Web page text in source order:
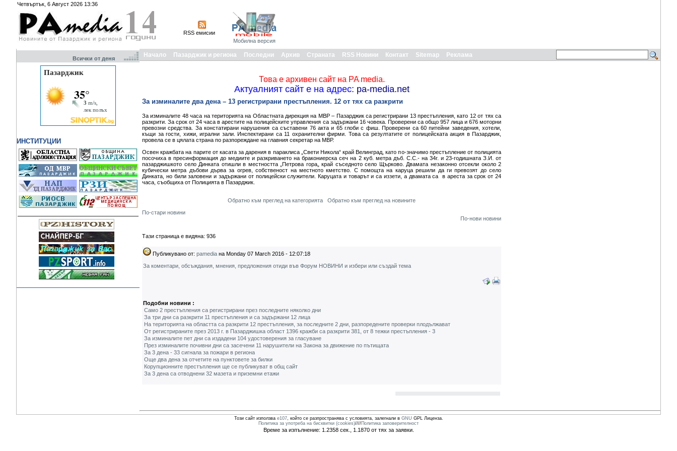
Четвъртък, 6 Август 2026 13:36
RSS емисии
Мобилна версия
Всички от деня
ИНСТИТУЦИИ
Начало Пазарджик и региона Последни Архив Страната RSS Новини Контакт Sitemap Реклама
Това е архивен сайт на PA media.
Актуалният сайт е на адрес: pa-media.net
За изминалите два дена – 13 регистрирани престъпления. 12 от тях са разкрити
За изминалите 48 часа на територията на Областната дирекция на МВР – Пазарджик са регистрирани 13 престъпления, като 12 от тях са
разкрити. За срок от 24 часа в арестите на полицейските управления са задържани 16 човека. Проверени са общо 957 лица и 676 моторни
превозни средства. За констатирани нарушения са съставени 76 акта и 65 глоби с фиш. Проверени са 60 питейни заведения, хотели,
къщи за гости, хижи, игрални зали. Инспектирани са 11 охранителни фирми. Това са резултатите от полицейската акция в Пазарджик,
провела се в цялата страна по разпореждане на главния секретар на МВР.
Освен кражбата на парите от касата за дарения в параклиса „Свети Никола“ край Велинград, като по-значимо престъпление от полицията
посочиха в пресинформация до медиите и разкриването на бракониерска сеч на 2 куб. метра дъб. С.С.- на 34г. и 23-годишната З.И. от
пазарджишкото село Динката отишли в местността „Петрова гора„ край съседното село Щърково. Двамата незаконно отсекли около 2
кубически метра дъбови дърва за огрев, собственост на местното кметство. С помощта на каруца решили да ги превозят до село
Динката, но били заловени и задържани от полицейски служители. Каруцата и товарът и са иззети, а двамата са в ареста за срок от 24
часа, съобщиха от Полицията в Пазарджик.
Обратно към преглед на категорията
Обратно към преглед на новините
По-стари новини
По-нови новини
Тази страница е видяна: 936
Публикувано от: pamedia на Monday 07 March 2016 - 12:07:18
За коментари, обсъждания, мнения, предложения отиди във Форум НОВИНИ и избери или създай тема
Подобни новини :
Само 2 престъпления са регистрирани през последните няколко дни
За три дни са разкрити 11 престъпления и са задържани 12 лица
На територията на областта са разкрити 12 престъпления, за последните 2 дни, разпоредените проверки плодължават
От регистрираните през 2013 г. в Пазарджишка област 1396 кражби са разкрити 381, от 8 тежки престъпления - 3
За изминалите пет дни са издадени 104 удостоверения за гласуване
През изминалите почивни дни са засечени 11 нарушители на Закона за движение по пътищата
За 3 дена - 33 сигнала за пожари в региона
Още два дена за отчетите на пунктовете за билки
Корупционните престъпления ще се публикуват в общ сайт
За 3 дена са отводнени 32 мазета и приземни етажи
Този сайт използва e107, който се разпространява с условията, залегнали в GNU GPL Лиценза.
Политика за употреба на бисквитки (cookies)////Политика заповерителност
Време за изпълнение: 1.2358 сек., 1.1870 от тях за заявки.